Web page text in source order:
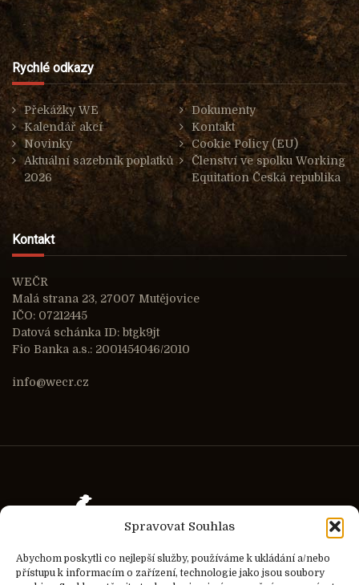
Spravovat Souhlas
Abychom poskytli co nejlepší služby, používáme k ukládání a/nebo
přístupu k informacím o zařízení, technologie jako jsou soubory
Rychlé odkazy
Překážky WE
Dokumenty
Kalendář akcí
Kontakt
Novinky
Cookie Policy (EU)
Aktuální sazebník poplatků
2026
Členství ve spolku Working
Equitation Česká republika
Kontakt
WEČR
Malá strana 23, 27007 Mutějovice
IČO: 07212445
Datová schánka ID: btgk9jt
Fio Banka a.s.: 2001454046/2010
info@wecr.cz